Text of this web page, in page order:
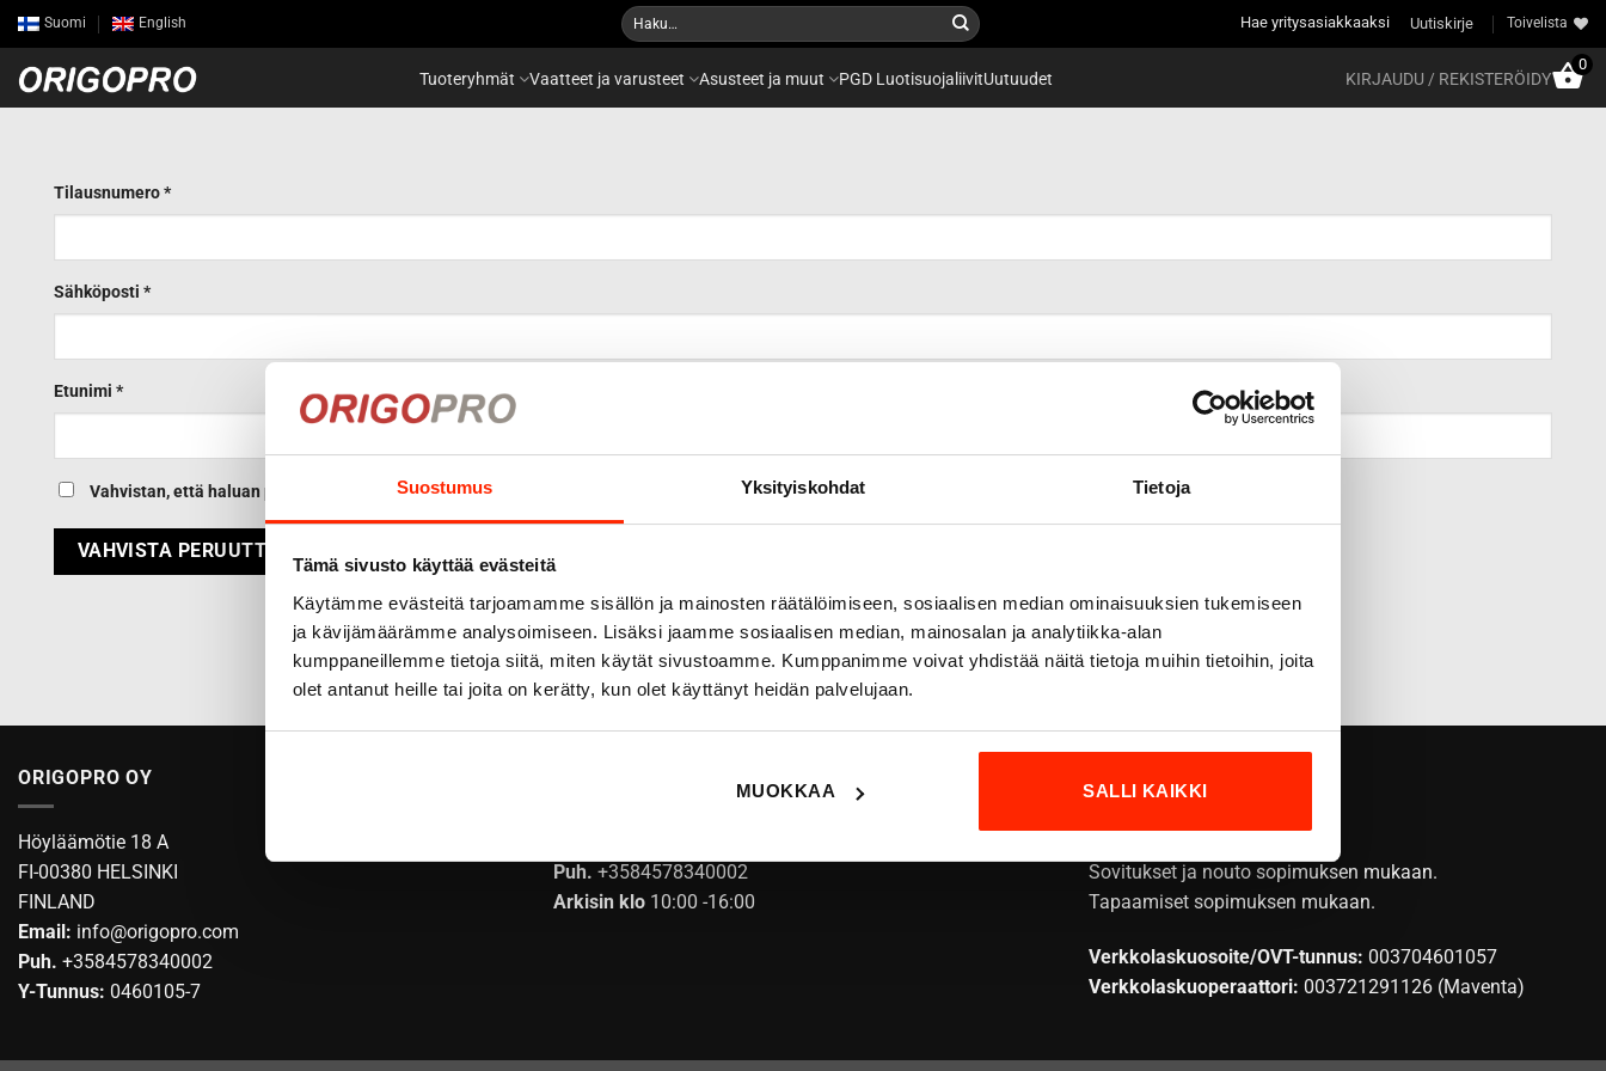
Suostumus Yksityiskohdat Tietoja
Tämä sivusto käyttää evästeitä
Käytämme evästeitä tarjoamamme sisällön ja mainosten räätälöimiseen, sosiaalisen median ominaisuuksien tukemiseen
ja kävijämäärämme analysoimiseen. Lisäksi jaamme sosiaalisen median, mainosalan ja analytiikka-alan
kumppaneillemme tietoja siitä, miten käytät sivustoamme. Kumppanimme voivat yhdistää näitä tietoja muihin tietoihin, joita
olet antanut heille tai joita on kerätty, kun olet käyttänyt heidän palvelujaan.
MUOKKAA SALLI KAIKKI
Skip
to
content
Suomi English Etsi: Hae yritysasiakkaaksi Uutiskirje Toivelista
Tuoteryhmät Vaatteet ja varusteet Asusteet ja muut PGD LuotisuojaliivitUutuudet KIRJAUDU / REKISTERÖIDY
0
Tilausnumero*
Sähköposti *
Email
(repeat)*
Etunimi *
Vahvistan, että haluan peruuttaa yllä mainitun tilauksen.
VAHVISTA PERUUTTAMINEN
ORIGOPRO OY
Höyläämötie 18 A
FI-00380 HELSINKI
FINLAND
Email: info@origopro.com
Puh. +3584578340002
Y-Tunnus: 0460105-7
Puh. +3584578340002
Arkisin klo 10:00 -16:00
Sovitukset ja nouto sopimuksen mukaan.
Tapaamiset sopimuksen mukaan.
Verkkolaskuosoite/OVT-tunnus: 003704601057
Verkkolaskuoperaattori: 003721291126 (Maventa)